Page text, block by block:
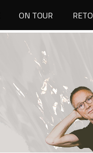
ON TOUR